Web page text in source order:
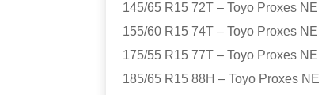
145/65 R15 72T – Toyo Proxes NE
155/60 R15 74T – Toyo Proxes NE
175/55 R15 77T – Toyo Proxes NE
185/65 R15 88H – Toyo Proxes NE